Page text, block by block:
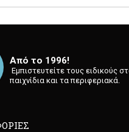
Από το 1996!
Εμπιστευτείτε τους ειδικούς
παιχνίδια και τα περιφεριακά.